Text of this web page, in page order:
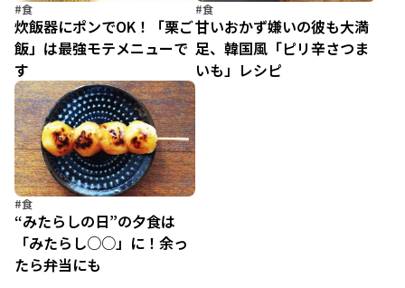
#食
炊飯器にポンでOK！「栗ご
飯」は最強モテメニューで
す
#食
甘いおかず嫌いの彼も大満
足、韓国風「ピリ辛さつま
いも」レシピ
#食
“みたらしの日”の夕食は
「みたらし○○」に！余っ
たら弁当にも